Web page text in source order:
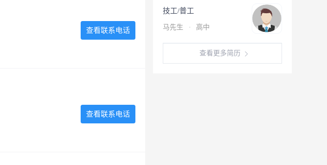
技工/普工
马先生 · 高中
查看更多简历
查看联系电话
查看联系电话